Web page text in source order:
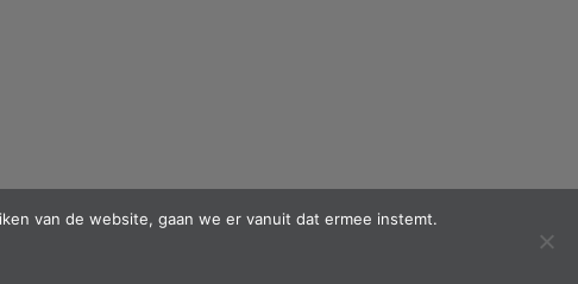
Maestro
van de website, gaan we er vanuit dat ermee instemt.